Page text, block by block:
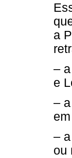
a
–
e
–
–
ou